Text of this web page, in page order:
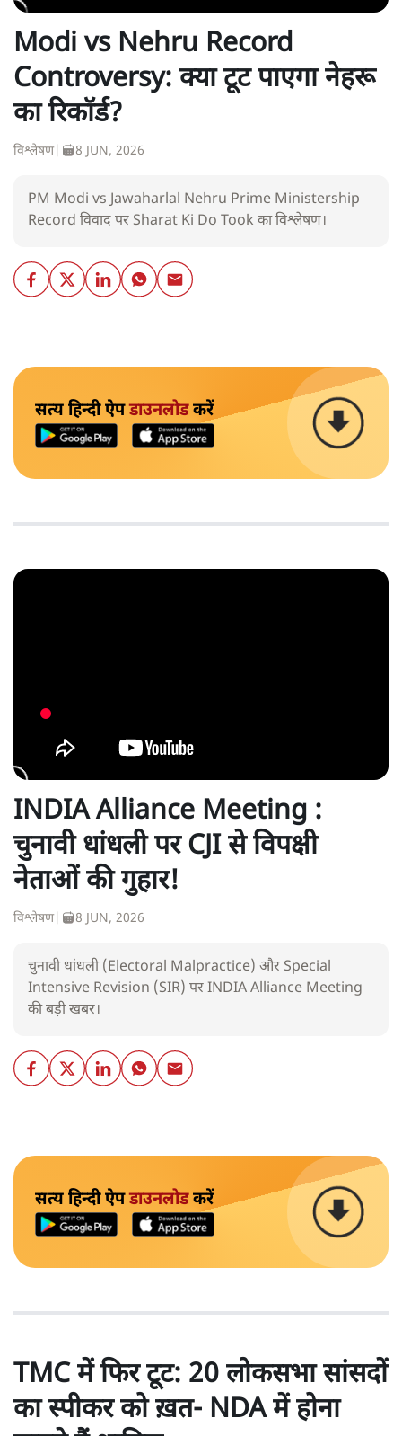
Modi vs Nehru Record
Controversy: क्या टूट पाएगा नेहरू
का रिकॉर्ड?
विश्लेषण| 8 JUN, 2026
PM Modi vs Jawaharlal Nehru Prime Ministership
Record विवाद पर Sharat Ki Do Took का विश्लेषण।
सत्य हिन्दी ऐपडाउनलोडकरें
INDIA Alliance Meeting :
चुनावी धांधली पर CJI से विपक्षी
नेताओं की गुहार!
विश्लेषण| 8 JUN, 2026
चुनावी धांधली (Electoral Malpractice) और Special
Intensive Revision (SIR) पर INDIA Alliance Meeting
की बड़ी खबर।
सत्य हिन्दी ऐपडाउनलोडकरें
TMC में फिर टूट: 20 लोकसभा सांसदों
का स्पीकर को ख़त- NDA में होना